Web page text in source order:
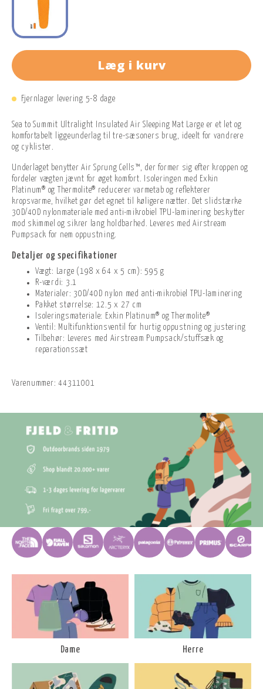
Læg i kurv
Fjernlager levering 5-8 dage
Sea to Summit Ultralight Insulated Air Sleeping Mat Large er et let og
komfortabelt liggeunderlag til tre-sæsoners brug, ideelt for vandrere
og cyklister.
Underlaget benytter Air Sprung Cells™, der former sig efter kroppen og
fordeler vægten jævnt for øget komfort. Isoleringen med Exkin
Platinum® og Thermolite® reducerer varmetab og reflekterer
kropsvarme, hvilket gør det egnet til køligere nætter. Det slidstærke
30D/40D nylonmateriale med anti-mikrobiel TPU-laminering beskytter
mod skimmel og sikrer lang holdbarhed. Leveres med Airstream
Pumpsack for nem oppustning.
Detaljer og specifikationer
Vægt: Large (198 x 64 x 5 cm): 595 g
R-værdi: 3.1
Materialer: 30D/40D nylon med anti-mikrobiel TPU-laminering
Pakket størrelse: 12.5 x 27 cm
Isoleringsmateriale: Exkin Platinum® og Thermolite®
Ventil: Multifunktionsventil for hurtig oppustning og justering
Tilbehør: Leveres med Airstream Pumpsack/stuffsæk og
reparationssæt
Varenummer: 44311001
Dame Herre